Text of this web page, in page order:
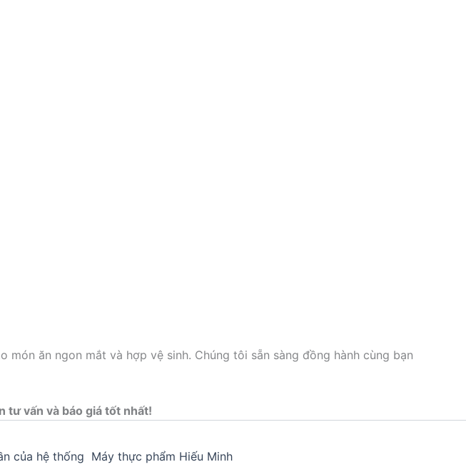
ăn ngon mắt và hợp vệ sinh. Chúng tôi sẵn sàng đồng hành cùng bạn
tư vấn và báo giá tốt nhất!
của hệ thống Máy thực phẩm Hiếu Minh